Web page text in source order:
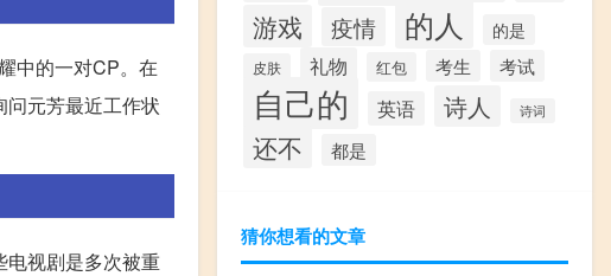
中的一对CP。在
元芳最近工作状
电视剧是多次被重
游戏 疫情 的人 的是
皮肤 礼物 红包 考生 考试
自己的 英语 诗人 诗词
还不 都是
猜你想看的文章